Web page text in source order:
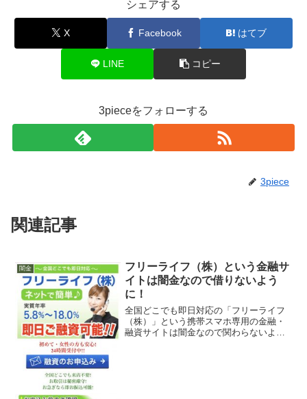
シェアする
X Facebook はてブ
LINE コピー
3pieceをフォローする
3piece
関連記事
闇金
フリーライフ（株）という金融サ
イトは闇金なので借りないよう
に！
全国どこでも即日対応の「フリーライフ
（株）」という携帯スマホ専用の金融・
融資サイトは闇金なので関わらないよう